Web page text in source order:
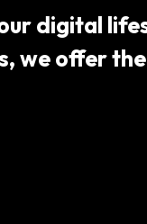
digital
we offer